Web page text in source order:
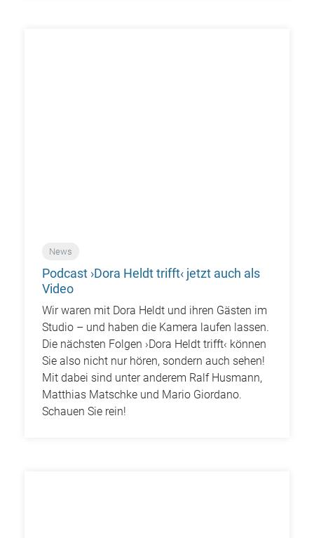
News
Podcast ›Dora Heldt trifft‹ jetzt auch als
Video
Wir waren mit Dora Heldt und ihren Gästen im
Studio – und haben die Kamera laufen lassen.
Die nächsten Folgen ›Dora Heldt trifft‹ können
Sie also nicht nur hören, sondern auch sehen!
Mit dabei sind unter anderem Ralf Husmann,
Matthias Matschke und Mario Giordano.
Schauen Sie rein!